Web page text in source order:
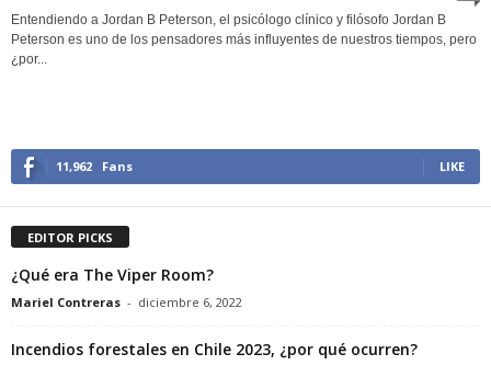
Entendiendo a Jordan B Peterson, el psicólogo clínico y filósofo Jordan B
Peterson es uno de los pensadores más influyentes de nuestros tiempos, pero
¿por...
11,962 Fans LIKE
EDITOR PICKS
¿Qué era The Viper Room?
Mariel Contreras - diciembre 6, 2022
Incendios forestales en Chile 2023, ¿por qué ocurren?